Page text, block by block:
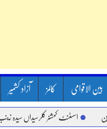
بین الاقوامی کالمز آزاد کشمیر
اسسٹنٹ کمشنر کلرسیداں سیدہ زینب